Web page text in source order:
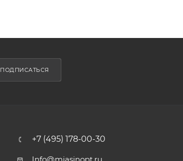
ПОДПИСАТЬСЯ
+7 (495) 178-00-30